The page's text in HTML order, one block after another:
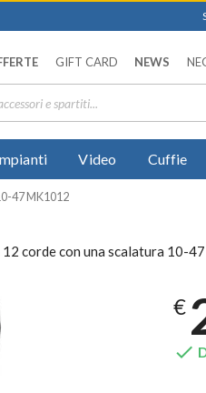
GIFT CARD NEWS
Video Cuffie
47 MK1012
corde con una scalatura 10-
€
